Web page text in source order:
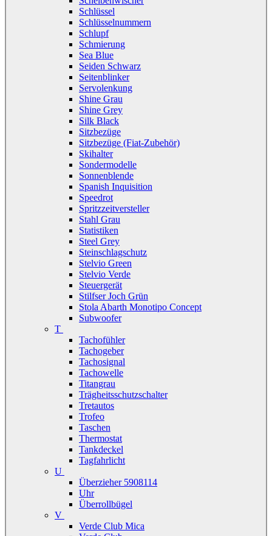
Schlüssel
Schlüsselnummern
Schlupf
Schmierung
Sea Blue
Seiden Schwarz
Seitenblinker
Servolenkung
Shine Grau
Shine Grey
Silk Black
Sitzbezüge
Sitzbezüge (Fiat-Zubehör)
Skihalter
Sondermodelle
Sonnenblende
Spanish Inquisition
Speedrot
Spritzzeitversteller
Stahl Grau
Statistiken
Steel Grey
Steinschlagschutz
Stelvio Green
Stelvio Verde
Steuergerät
Stilfser Joch Grün
Stola Abarth Monotipo Concept
Subwoofer
T
Tachofühler
Tachogeber
Tachosignal
Tachowelle
Titangrau
Trägheitsschutzschalter
Tretautos
Trofeo
Taschen
Thermostat
Tankdeckel
Tagfahrlicht
U
Überzieher 5908114
Uhr
Überrollbügel
V
Verde Club Mica